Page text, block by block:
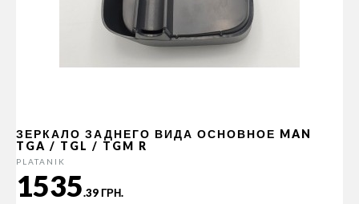
ЗЕРКАЛО ЗАДНЕГО ВИДА ОСНОВНОЕ MAN
TGA / TGL / TGM R
PLATANIK
1535.39 ГРН.